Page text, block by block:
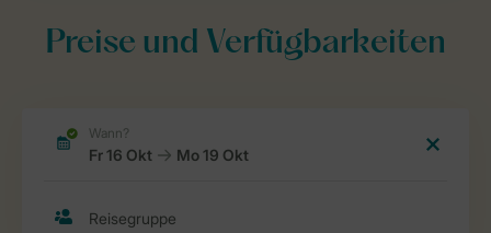
Preise und Verfügbarkeiten